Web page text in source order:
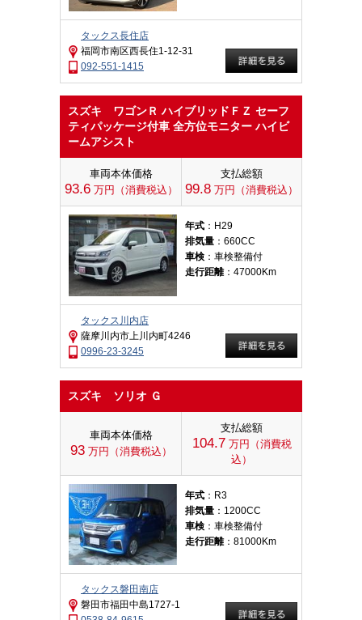
タックス長住店
福岡市南区西長住1-12-31
092-551-1415
スズキ ワゴンＲ ハイブリッドＦＺ セーフ
ティパッケージ付車 全方位モニター ハイビ
ームアシスト
車両本体価格
93.6万円（消費税込）
支払総額
99.8 万円（消費税込）
年式 ：H29
排気量 ：660CC
車検 ：車検整備付
走行距離：47000Km
タックス川内店
薩摩川内市上川内町4246
0996-23-3245
スズキ ソリオ Ｇ
車両本体価格
93万円（消費税込）
支払総額
104.7万円（消費税
込）
年式 ：R3
排気量 ：1200CC
車検 ：車検整備付
走行距離：81000Km
タックス磐田南店
磐田市福田中島1727-1